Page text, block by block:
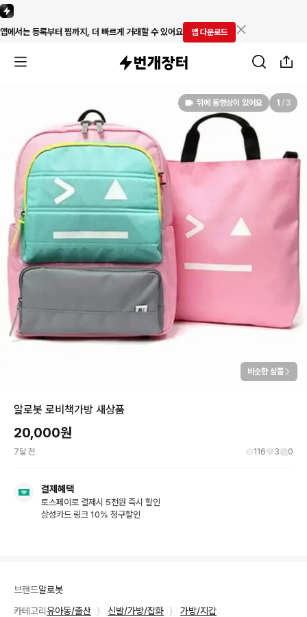
앱에서는 등록부터 찜까지, 더 빠르게 거래할 수 있어요 앱 다운로드
뒤에 동영상이 있어요 1 / 3
비슷한 상품
알로봇 로비책가방 새상품
20,000원
7달 전 116 3 0
결제혜택
토스페이로 결제시 5천원 즉시 할인
삼성카드 링크 10% 청구할인
브랜드알로봇
카테고리 유아동/출산 〉 신발/가방/잡화 〉
가방/지갑